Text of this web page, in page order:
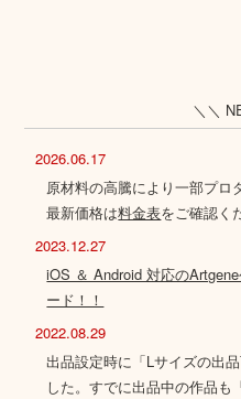
＼＼
2026.06.17
原材料の高騰により一部プロ
最新価格は料金表をご確認く
2023.12.27
iOS ＆ Android 対応の
ード！！
2022.08.29
出品設定時に「Lサイズの出
した。すでに出品中の作品も